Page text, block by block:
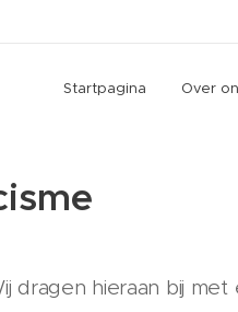
Startpagina Over
dragen hieraan bij met